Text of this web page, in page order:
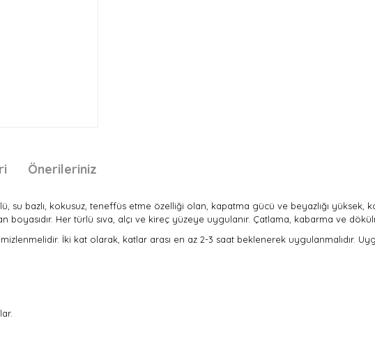
Önerileriniz
su bazlı, kokusuz, teneffüs etme özelliği olan, kapatma gücü ve beyazlığı yüksek,
boyasıdır. Her türlü sıva, alçı ve kireç yüzeye uygulanır. Çatlama, kabarma ve
İki kat olarak, katlar arası en az 2-3 saat beklenerek uygulanmalıdır.